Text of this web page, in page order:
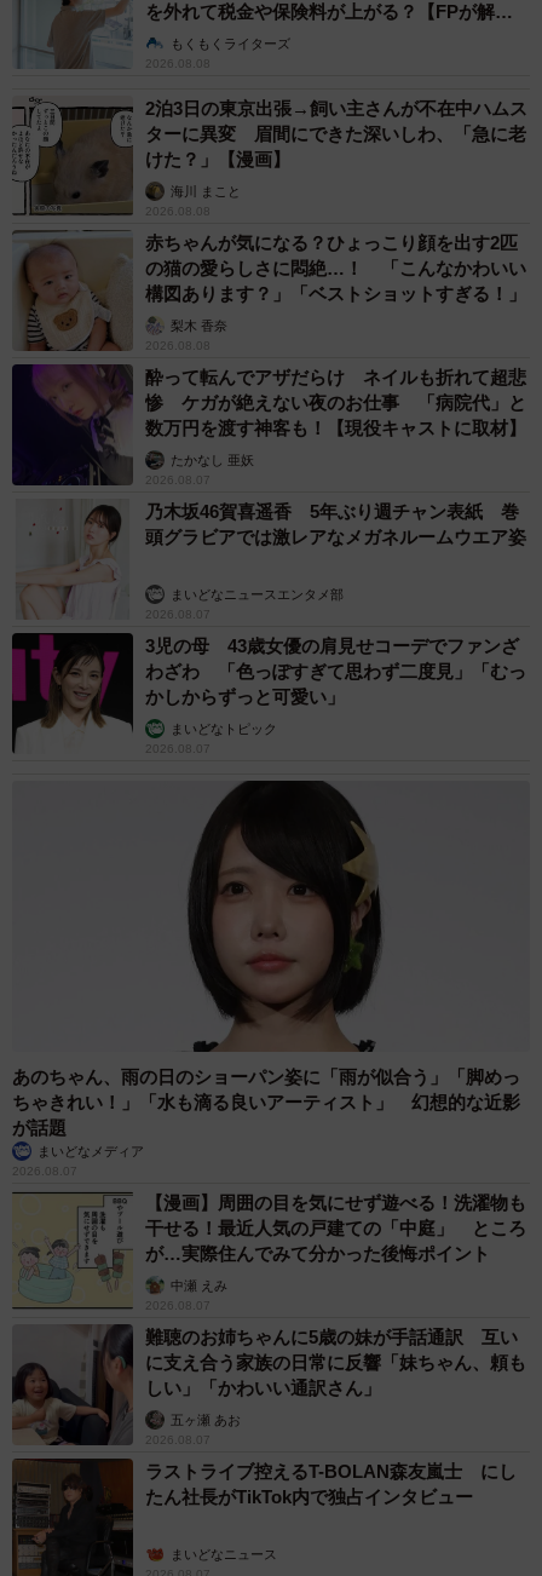
を外れて税金や保険料が上がる？【FPが解
説】もくもくライターズ
2026.08.08
2泊3日の東京出張→飼い主さんが不在中ハムス
ターに異変 眉間にできた深いしわ、「急に老
けた？」【漫画】
海川 まこと
2026.08.08
赤ちゃんが気になる？ひょっこり顔を出す2匹
の猫の愛らしさに悶絶…！ 「こんなかわいい
構図あります？」「ベストショットすぎる！」
梨木 香奈
2026.08.08
酔って転んでアザだらけ ネイルも折れて超悲
惨 ケガが絶えない夜のお仕事 「病院代」と
数万円を渡す神客も！【現役キャストに取材】
たかなし 亜妖
2026.08.07
乃木坂46賀喜遥香 5年ぶり週チャン表紙 巻
頭グラビアでは激レアなメガネルームウエア姿
まいどなニュースエンタメ部
2026.08.07
3児の母 43歳女優の肩見せコーデでファンざ
わざわ 「色っぽすぎて思わず二度見」「むっ
かしからずっと可愛い」
まいどなトピック
2026.08.07
あのちゃん、雨の日のショーパン姿に「雨が似合う」「脚めっ
ちゃきれい！」「水も滴る良いアーティスト」 幻想的な近影
が話題
まいどなメディア
2026.08.07
【漫画】周囲の目を気にせず遊べる！洗濯物も
干せる！最近人気の戸建ての「中庭」 ところ
が…実際住んでみて分かった後悔ポイント
中瀬 えみ
2026.08.07
難聴のお姉ちゃんに5歳の妹が手話通訳 互い
に支え合う家族の日常に反響「妹ちゃん、頼も
しい」「かわいい通訳さん」
五ヶ瀬 あお
2026.08.07
ラストライブ控えるT-BOLAN森友嵐士 にし
たん社長がTikTok内で独占インタビュー
まいどなニュース